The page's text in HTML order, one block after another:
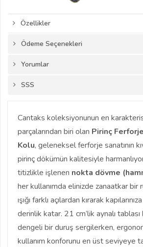
Özellikler
Ödeme Seçenekleri
Yorumlar
SSS
Cantaks koleksiyonunun en
parçalarından biri olan Pirinç
Kolu, geleneksel ferforje sanatının
pirinç dökümün kalitesiyle
titizlikle işlenen nokta dövme
her kullanımda elinizde zanaatkar bir
ışığı farklı açılardan kırarak
derinlik katar. 21 cm’lik aynalı tablası
dengeli bir duruş sergilerken,
kullanım konforunu en üst seviyeye